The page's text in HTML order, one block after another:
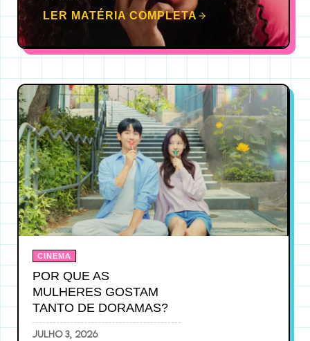
LER MATÉRIA COMPLETA
CINEMA
POR QUE AS
MULHERES GOSTAM
TANTO DE DORAMAS?
julho 3, 2026